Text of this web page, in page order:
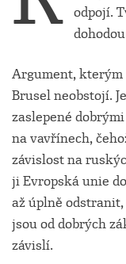
odpojí.
Argument,
Brusel neobstojí.
zaslepené
na vavřínech,
závislost na
ji Evropská unie
až úplně
jsou od dobrých
závislí.